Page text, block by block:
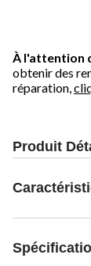
À l'attention
obtenir des
réparation,
Produit